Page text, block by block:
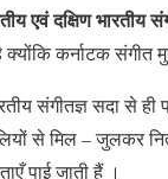
एवं दक्षिण भारतीय
कर्नाटक संगीत
संगीतज्ञ सदा से
से मिल – जुलकर
पाई जाती हैं ।